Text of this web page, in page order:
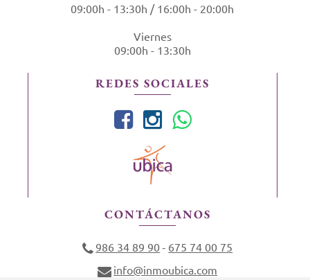
09:00h - 13:30h / 16:00h - 20:00h
Viernes
09:00h - 13:30h
REDES SOCIALES
CONTÁCTANOS
986 34 89 90- 675 74 00 75
info@inmoubica.com